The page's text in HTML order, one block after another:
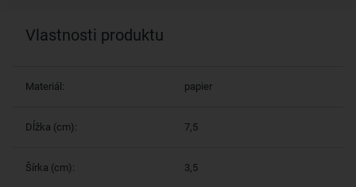
Vlastnosti produktu
Materiál: papier
Dĺžka (cm): 7,5
Šírka (cm): 3,5